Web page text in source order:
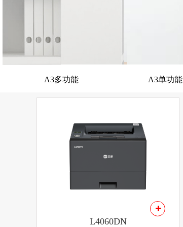
A3多功能 A3单功能
L4060DN